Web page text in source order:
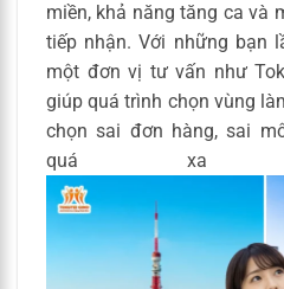
miền, khả năng tăng ca và
tiếp nhận. Với những bạn
một đơn vị tư vấn như
giúp quá trình chọn vùng
chọn sai đơn hàng, sai
quá xa